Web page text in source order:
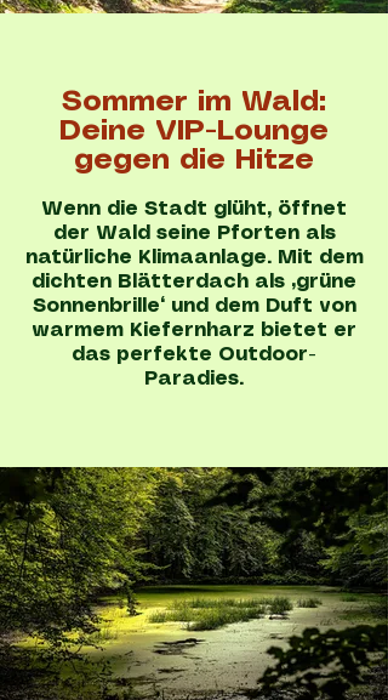
Sommer im Wald:
Deine VIP-Lounge
gegen die Hitze
Wenn die Stadt glüht, öffnet
der Wald seine Pforten als
natürliche Klimaanlage. Mit dem
dichten Blätterdach als „grüne
Sonnenbrille“ und dem Duft von
warmem Kiefernharz bietet er
das perfekte Outdoor-
Paradies.